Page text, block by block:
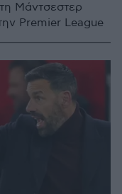
Μάντσεστερ
Premier League